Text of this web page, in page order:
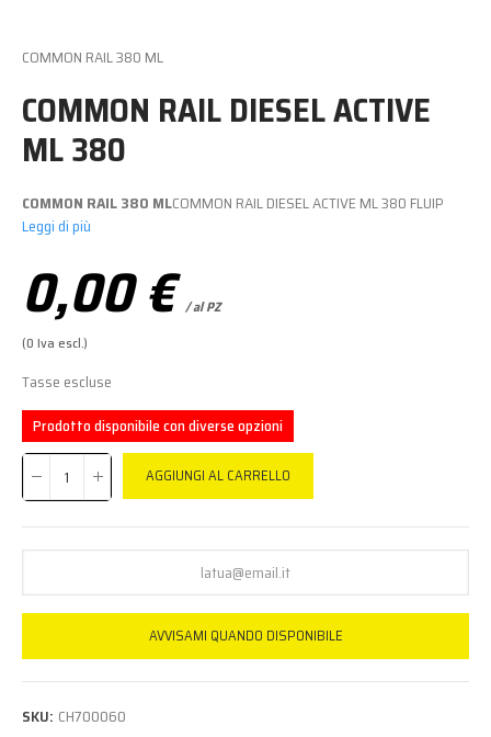
COMMON RAIL 380 ML
COMMON RAIL DIESEL ACTIVE
ML 380
COMMON RAIL 380 MLCOMMON RAIL DIESEL ACTIVE ML 380 FLUIP
Leggi di più
0,00 € / al PZ
(0 Iva escl.)
Tasse escluse
Prodotto disponibile con diverse opzioni
AGGIUNGI AL CARRELLO
AVVISAMI QUANDO DISPONIBILE
SKU: CH700060